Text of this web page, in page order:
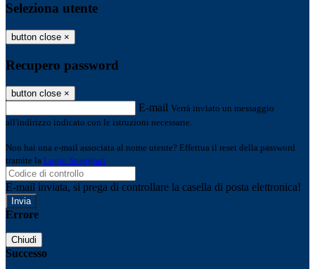
Seleziona utente
button close ×
Recupero password
button close ×
E-mail Verrà inviato un messaggio
all'indirizzo indicato con le istruzioni necessarie.
Non hai una e-mail associata al nome utente? Effettua il reset della password
tramite la Login Spaggiari
E-mail inviata, si prega di controllare la casella di posta elettronica!
Errore
Chiudi
Successo